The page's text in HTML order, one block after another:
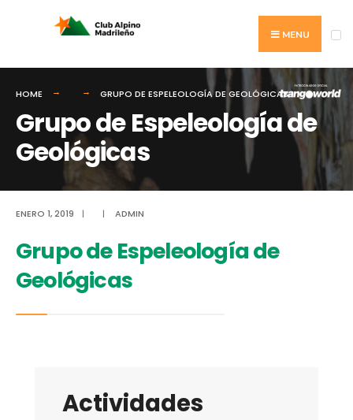
MENU
HOME GRUPO DE ESPELEOLOGÍA DE GEOLÓGICAS
Grupo de Espeleología de
Geológicas
ENERO 1, 2019 | | ADMIN
Grupo de Espeleología de
Geológicas
Actividades
for: